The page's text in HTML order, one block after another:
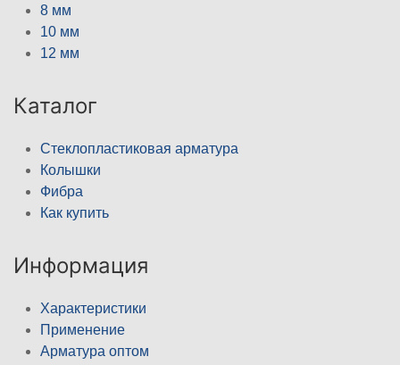
8 мм
10 мм
12 мм
Каталог
Стеклопластиковая арматура
Колышки
Фибра
Как купить
Информация
Характеристики
Применение
Арматура оптом